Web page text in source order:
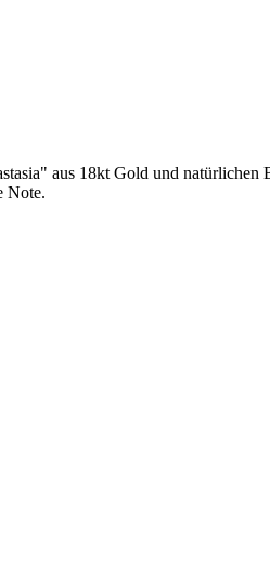
aus 18kt Gold und natürlichen
Note.